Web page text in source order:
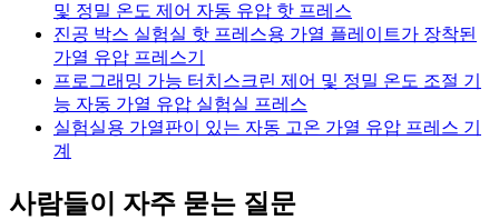
및 정밀 온도 제어 자동 유압 핫 프레스
진공 박스 실험실 핫 프레스용 가열 플레이트가 장착된
가열 유압 프레스기
프로그래밍 가능 터치스크린 제어 및 정밀 온도 조절 기
능 자동 가열 유압 실험실 프레스
실험실용 가열판이 있는 자동 고온 가열 유압 프레스 기
계
사람들이 자주 묻는 질문